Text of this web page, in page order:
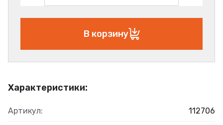
Характеристики:
Артикул: 112706
В корзину